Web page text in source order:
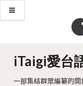
iTaigi愛台
一部集結群眾編纂的